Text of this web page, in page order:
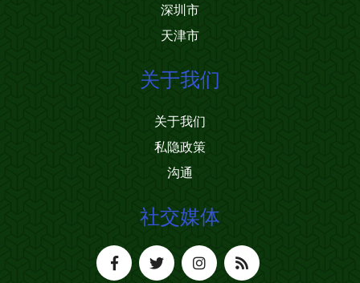
深圳市
天津市
关于我们
关于我们
私隐政策
沟通
社交媒体